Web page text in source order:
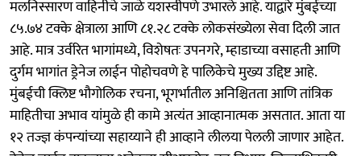
मलनिस्सारण वाहिनीचे जाळे यशस्वीपणे उभारले आहे. याद्वारे मुंबईच्या
८५.७४ टक्के क्षेत्राला आणि ८१.२८ टक्के लोकसंख्येला सेवा दिली जात
आहे. मात्र उर्वरित भागांमध्ये, विशेषतः उपनगरे, म्हाडाच्या वसाहती आणि
दुर्गम भागांत ड्रेनेज लाईन पोहोचवणे हे पालिकेचे मुख्य उद्दिष्ट आहे.
मुंबईची क्लिष्ट भौगोलिक रचना, भूगर्भातील अनिश्चितता आणि तांत्रिक
माहितीचा अभाव यांमुळे ही कामे अत्यंत आव्हानात्मक असतात. आता या
१२ तज्ज्ञ कंपन्यांच्या सहाय्याने ही आव्हाने लीलया पेलली जाणार आहेत.